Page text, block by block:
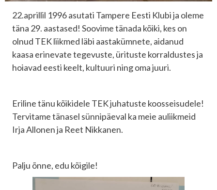
22.aprillil 1996 asutati Tampere Eesti Klubi ja oleme
täna 29. aastased! Soovime tänada kõiki, kes on
olnud TEK liikmed läbi aastakümnete, aidanud
kaasa erinevate tegevuste, ürituste korraldustes ja
hoiavad eesti keelt, kultuuri ning oma juuri.
Eriline tänu kõikidele TEK juhatuste koosseisudele!
Tervitame tänasel sünnipäeval ka meie auliikmeid
Irja Allonen ja Reet Nikkanen.
Palju õnne, edu kõigile!